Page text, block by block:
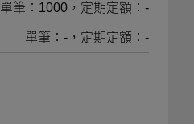
單筆：1000，定期定額：-
單筆：-，定期定額：-